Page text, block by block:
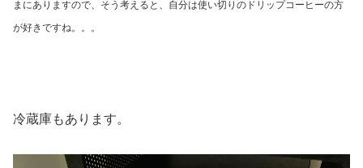
まにありますので、そう考えると、自分は使い切りのドリップコーヒーの方
が好きですね。。。
冷蔵庫もあります。